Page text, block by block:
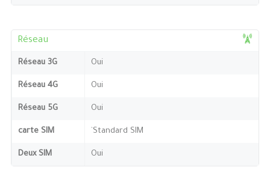
Réseau
Réseau 3G Oui
Réseau 4G Oui
Réseau 5G Oui
carte SIM `Standard SIM
Deux SIM Oui